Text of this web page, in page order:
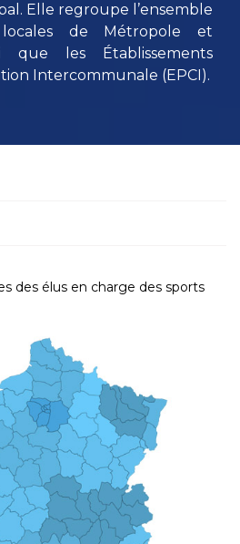
Elle regroupe l’ensemble
de Métropole et
que les Établissements
Intercommunale (EPCI).
des élus en charge des sports